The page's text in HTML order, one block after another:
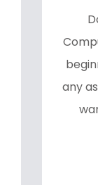
any